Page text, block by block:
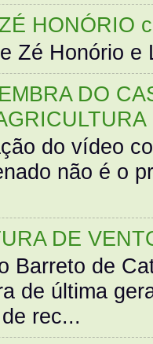
HONÓRIO
Zé Honório
DO
do vídeo
não é o
DE
Barreto de
de última
rec...